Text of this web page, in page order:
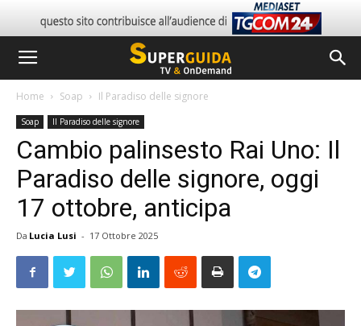
Home Soap Il Paradiso delle signore
Soap Il Paradiso delle signore
Cambio palinsesto Rai Uno: Il
Paradiso delle signore, oggi
17 ottobre, anticipa
Da Lucia Lusi - 17 Ottobre 2025